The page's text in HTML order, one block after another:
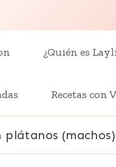
¿Quién es
Recetas con
plátanos (machos)